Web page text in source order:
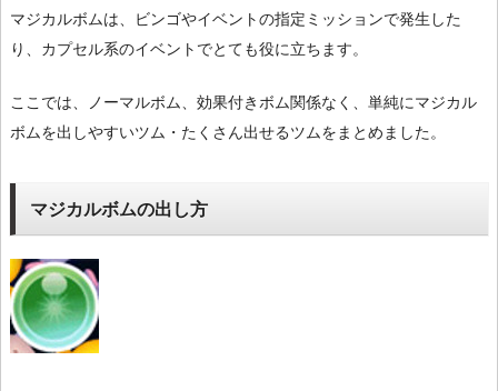
マジカルボムは、ビンゴやイベントの指定ミッションで発生した
り、カプセル系のイベントでとても役に立ちます。
ここでは、ノーマルボム、効果付きボム関係なく、単純にマジカル
ボムを出しやすいツム・たくさん出せるツムをまとめました。
マジカルボムの出し方